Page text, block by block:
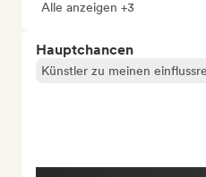
Alle anzeigen +3
Hauptchancen
Künstler zu meinen